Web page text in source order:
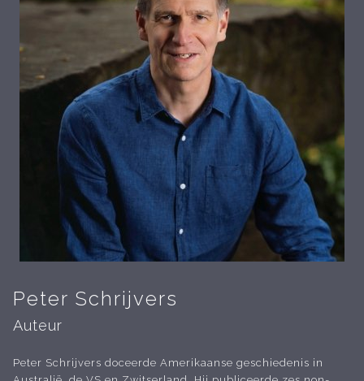
Peter Schrijvers
Auteur
Peter Schrijvers doceerde Amerikaanse geschiedenis in